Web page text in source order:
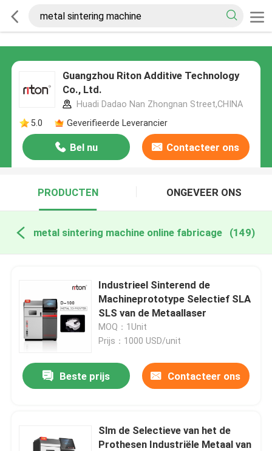
Guangzhou Riton Additive Technology
Co., Ltd.
Huadi Dadao Nan Zhongnan Street,CHINA
5.0
Geverifieerde Leverancier
Bel nu Contacteer ons
PRODUCTEN ONGEVEER ONS
metal sintering machine online fabricage (149)
Industrieel Sinterend de
Machineprototype Selectief SLA
SLS van de Metaallaser
MOQ：1Unit
Prijs：1000 USD/unit
Beste prijs Contacteer ons
Slm de Selectieve van het de
Prothesen Industriële Metaal van